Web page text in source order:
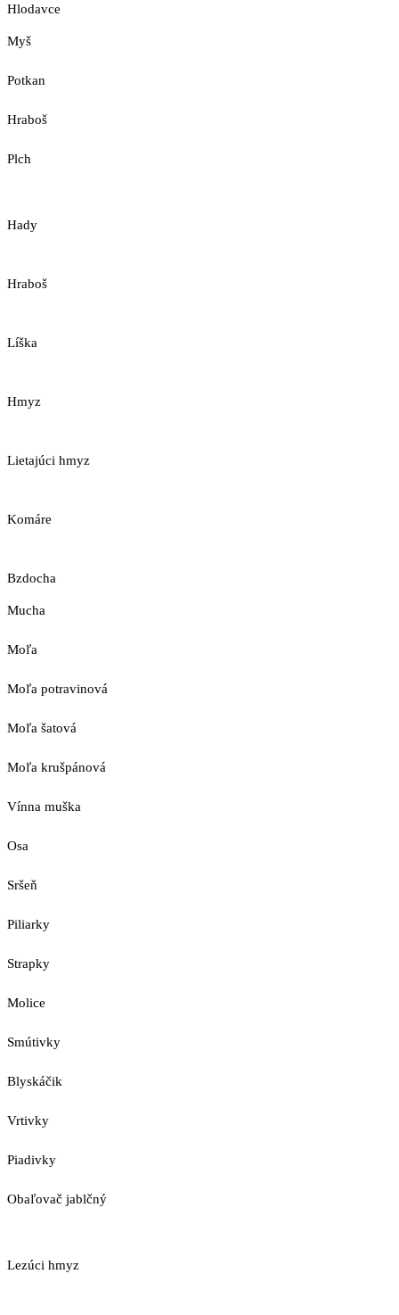
Hlodavce
Myš
Potkan
Hraboš
Plch
Hady
Hraboš
Líška
Hmyz
Lietajúci hmyz
Komáre
Bzdocha
Mucha
Moľa
Moľa potravinová
Moľa šatová
Moľa krušpánová
Vínna muška
Osa
Sršeň
Piliarky
Strapky
Molice
Smútivky
Blyskáčik
Vrtivky
Piadivky
Obaľovač jablčný
Lezúci hmyz